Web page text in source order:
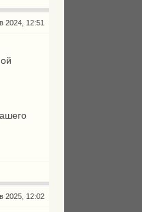
2024, 12:51
2025, 12:02